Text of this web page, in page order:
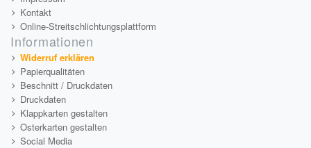
Kontakt
Online-Streitschlichtungsplattform
Informationen
Widerruf erklären
Papierqualitäten
Beschnitt / Druckdaten
Druckdaten
Klappkarten gestalten
Osterkarten gestalten
Social Media